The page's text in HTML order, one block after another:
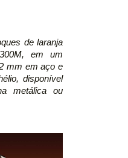
de laranja
em um
mm em aço e
disponível
metálica ou